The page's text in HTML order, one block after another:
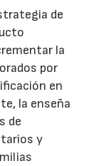
de
la
por
en
la enseña
de
y